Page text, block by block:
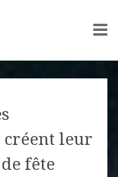
créent leur
fête